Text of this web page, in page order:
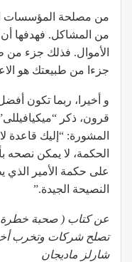
من مصلحة المؤسسات
من المشاكل. فهدفها
الأموال. فذلك جزء من
جزءا من طبيعتك هو
و أخيرا، ربما تكون
قرون، ذكر
المشورة: “إليك قاعدة
الحكمة، لا يمكن نصحه
على حكمة الأمير الذي
النصيحة الجيدة.”
عن كتاب ( صحبة خطرة
تصلح شركات وتخرب
شارلز ماديجان